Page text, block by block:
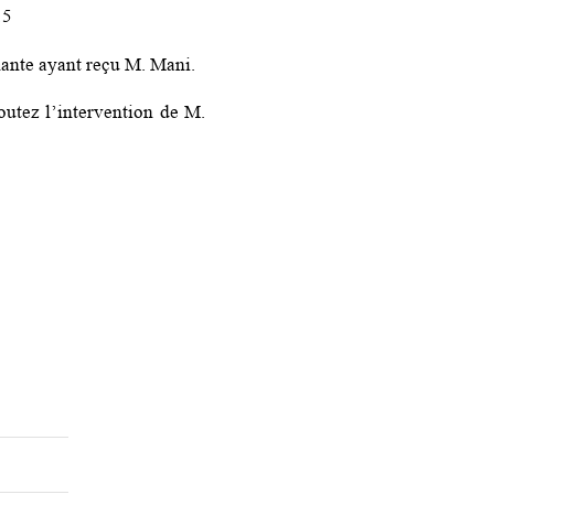
ayant reçu M. Mani.
l’intervention de M.